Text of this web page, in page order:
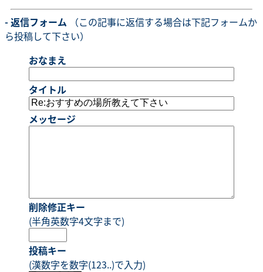
- 返信フォーム （この記事に返信する場合は下記フォームか
ら投稿して下さい）
おなまえ
タイトル
メッセージ
削除修正キー
(半角英数字4文字まで)
投稿キー
(漢数字を数字(123..)で入力)